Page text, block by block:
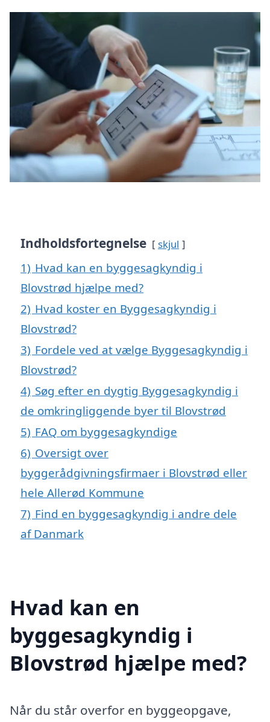
Indholdsfortegnelse skjul
1) Hvad kan en byggesagkyndig i
Blovstrød hjælpe med?
2) Hvad koster en Byggesagkyndig i
Blovstrød?
3) Fordele ved at vælge Byggesagkyndig i
Blovstrød?
4) Søg efter en dygtig Byggesagkyndig i
de omkringliggende byer til Blovstrød
5) FAQ om byggesagkyndige
6) Oversigt over
byggerådgivningsfirmaer i Blovstrød eller
hele Allerød Kommune
7) Find en byggesagkyndig i andre dele
af Danmark
Hvad kan en
byggesagkyndig i
Blovstrød hjælpe med?
Når du står overfor en byggeopgave,